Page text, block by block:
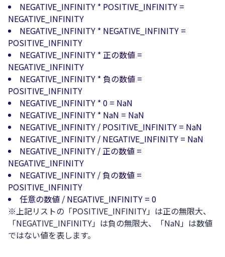
NEGATIVE_INFINITY * POSITIVE_INFINITY =
NEGATIVE_INFINITY
NEGATIVE_INFINITY * NEGATIVE_INFINITY =
POSITIVE_INFINITY
NEGATIVE_INFINITY * 正の数値 =
NEGATIVE_INFINITY
NEGATIVE_INFINITY * 負の数値 =
POSITIVE_INFINITY
NEGATIVE_INFINITY * 0 = NaN
NEGATIVE_INFINITY * NaN = NaN
NEGATIVE_INFINITY / POSITIVE_INFINITY = NaN
NEGATIVE_INFINITY / NEGATIVE_INFINITY = NaN
NEGATIVE_INFINITY / 正の数値 =
NEGATIVE_INFINITY
NEGATIVE_INFINITY / 負の数値 =
POSITIVE_INFINITY
任意の数値 / NEGATIVE_INFINITY = 0
※上記リストの「POSITIVE_INFINITY」は正の無限大、
「NEGATIVE_INFINITY」は負の無限大、「NaN」は数値
ではない値を表します。